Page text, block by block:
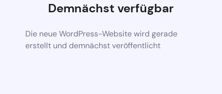
Demnächst verfügbar
Die neue WordPress-Website wird gerade
erstellt und demnächst veröffentlicht